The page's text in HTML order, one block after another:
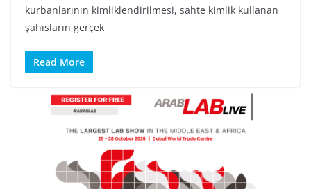
kurbanlarının kimliklendirilmesi, sahte kimlik kullanan
şahısların gerçek
Read More